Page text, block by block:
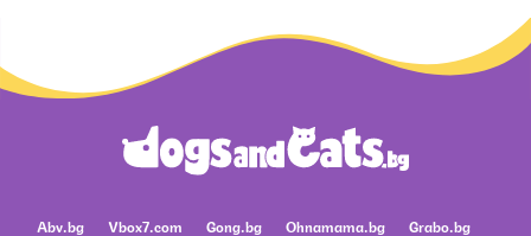
Abv.bg Vbox7.com Gong.bg Ohnamama.bg Grabo.bg